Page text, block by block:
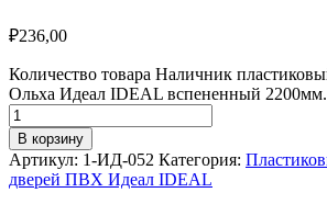
₽236,00
Количество товара Наличник
Ольха Идеал IDEAL вспененный
В корзину
Артикул: 1-ИД-052 Категория:
дверей ПВХ Идеал IDEAL